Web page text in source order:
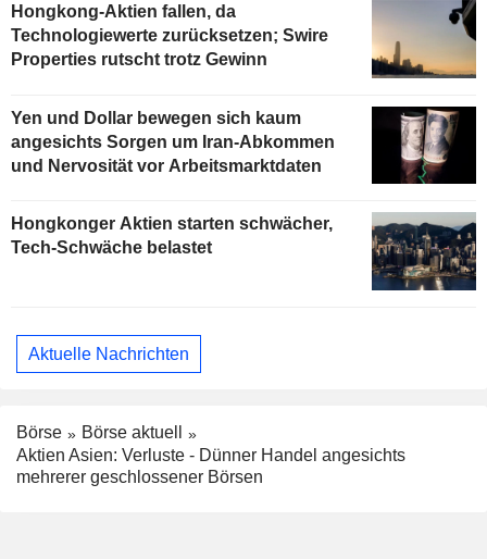
Hongkong-Aktien fallen, da
Technologiewerte zurücksetzen; Swire
Properties rutscht trotz Gewinn
Yen und Dollar bewegen sich kaum
angesichts Sorgen um Iran-Abkommen
und Nervosität vor Arbeitsmarktdaten
Hongkonger Aktien starten schwächer,
Tech-Schwäche belastet
Aktuelle Nachrichten
Börse
Börse aktuell
Aktien Asien: Verluste - Dünner Handel angesichts
mehrerer geschlossener Börsen